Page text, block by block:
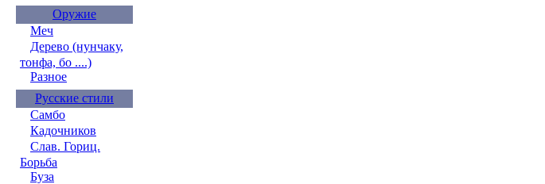
Оружие
Меч
Дерево (нунчаку,
тонфа, бо ....)
Разное
Русские стили
Самбо
Кадочников
Слав. Гориц.
Борьба
Буза